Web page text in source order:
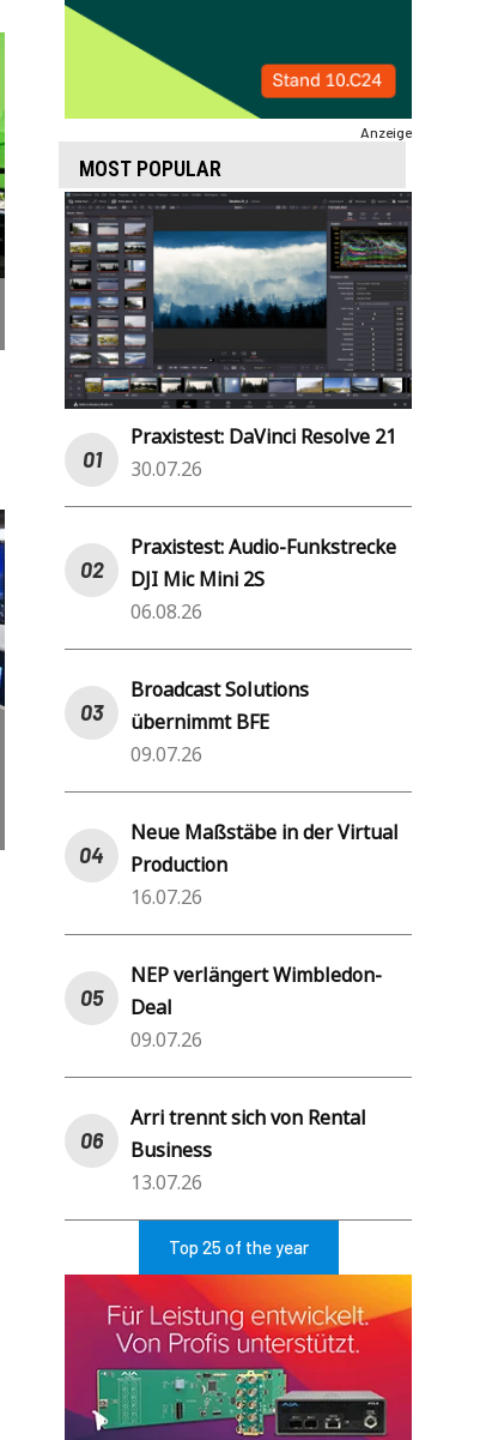
Anzeige
MOST POPULAR
Praxistest: DaVinci Resolve 21
30.07.26
Praxistest: Audio-Funkstrecke
DJI Mic Mini 2S
06.08.26
Broadcast Solutions
übernimmt BFE
09.07.26
Neue Maßstäbe in der Virtual
Production
16.07.26
NEP verlängert Wimbledon-
Deal
09.07.26
Arri trennt sich von Rental
Business
13.07.26
Top 25 of the year